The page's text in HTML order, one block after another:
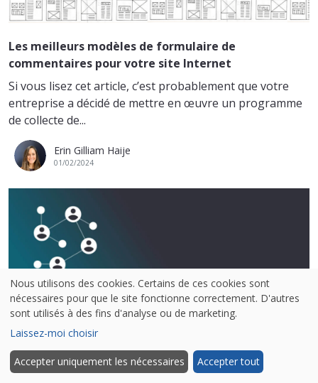
Les meilleurs modèles de formulaire de
commentaires pour votre site Internet
Si vous lisez cet article, c’est probablement que votre
entreprise a décidé de mettre en œuvre un programme
de collecte de...
Erin Gilliam Haije
01/02/2024
Différents objectifs, différents rôles : découvrez les
Access Groups
Grâce à nos nouveaux Access Groups, veillez à ce que les
bonnes personnes de votre entreprise aient accès aux
Nous utilisons des cookies. Certains de ces cookies sont
nécessaires pour que le site fonctionne correctement. D'autres
sont utilisés à des fins d'analyse ou de marketing.
Laissez-moi choisir
Accepter uniquement les nécessaires Accepter tout